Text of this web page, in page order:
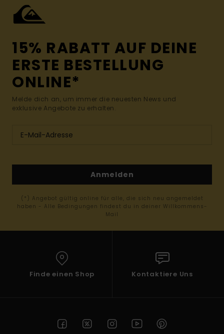
15% RABATT AUF DEINE
ERSTE BESTELLUNG
ONLINE*
Melde dich an, um immer die neuesten News und
exklusive Angebote zu erhalten.
Anmelden
(*) Angebot gültig online für alle, die sich neu angemeldet
haben - Alle Bedingungen findest du in deiner Willkommens-
Mail
Finde einen Shop Kontaktiere Uns